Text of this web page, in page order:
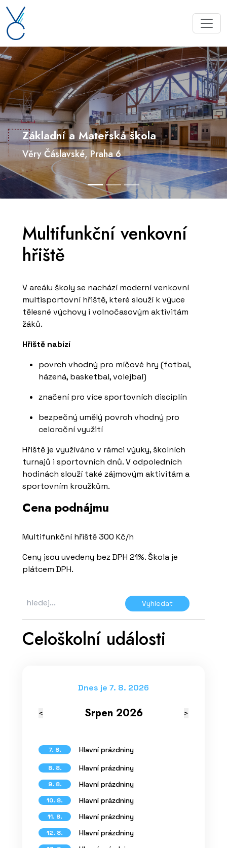
Základní a Mateřská škola
Věry Čáslavské, Praha 6
Multifunkční venkovní
hřiště
V areálu školy se nachází moderní venkovní
multisportovní hřiště, které slouží k výuce
tělesné výchovy i volnočasovým aktivitám
žáků.
Hřiště nabízí
povrch vhodný pro míčové hry (fotbal,
házená, basketbal, volejbal)
značení pro více sportovních disciplín
bezpečný umělý povrch vhodný pro
celoroční využití
Hřiště je využíváno v rámci výuky, školních
turnajů i sportovních dnů. V odpoledních
hodinách slouží také zájmovým aktivitám a
sportovním kroužkům.
Cena podnájmu
Multifunkční hřiště 300 Kč/h
Ceny jsou uvedeny bez DPH 21%. Škola je
plátcem DPH.
Vyhledat
Celoškolní události
Dnes je 7. 8. 2026
< Srpen 2026 >
7. 8. Hlavní prázdniny
8. 8. Hlavní prázdniny
9. 8. Hlavní prázdniny
10. 8. Hlavní prázdniny
11. 8. Hlavní prázdniny
12. 8. Hlavní prázdniny